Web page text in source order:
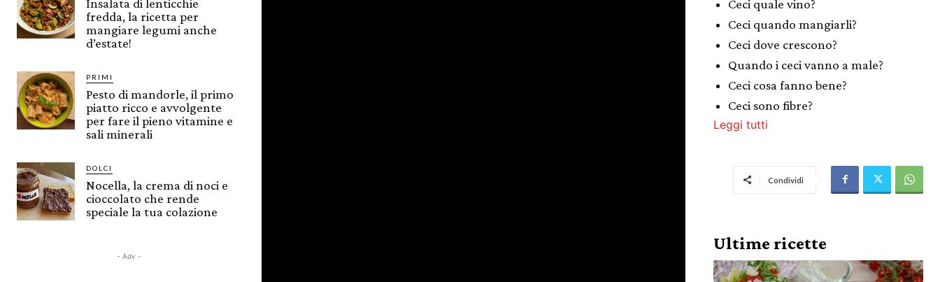
Insalata di lenticchie
fredda, la ricetta per
mangiare legumi anche
d’estate!
PRIMI
Pesto di mandorle, il primo
piatto ricco e avvolgente
per fare il pieno vitamine e
sali minerali
DOLCI
Nocella, la crema di noci e
cioccolato che rende
speciale la tua colazione
- Adv -
Ceci quale vino?
Ceci quando mangiarli?
Ceci dove crescono?
Quando i ceci vanno a male?
Ceci cosa fanno bene?
Ceci sono fibre?
Leggi tutti
Condividi
Ultime ricette